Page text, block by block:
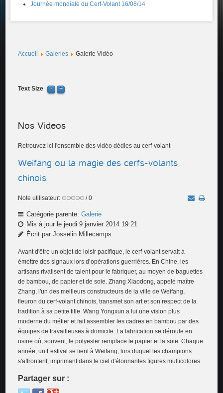
Journée mondiale du Cerf-Volant 16/08/14
Accueil Galeries Galerie Vidéo
Text Size
Nos Videos
Retrouvez ici l'ensemble des vidéo dédies au cerf-volant
Weifang ou la magie des cerfs-volants
chinois
Note utilisateur: / 0
Catégorie parente:Galerie
Mis à jour le jeudi 9 janvier 2014 19:21
Écrit par Josselin Millecamps
Avant d'être un objet de loisir pacifique, le cerf-volant servait à
émettre des signaux lors d’opérations guerrières. En Chine, les
artisans rivalisent de talent pour le fabriquer, au moyen de baguettes
de bambou, de papier et de soie. Zhang Xiaodong, appelé maître
Zhang, l'un des meilleurs constructeurs de la ville de Weifang,
fleuron du cerf-volant chinois, transmet son art et son respect de la
tradition à sa petite fille. Wang Yongxun a lui une vision plus
moderne du métier et fait assembler les cadres en bambou par des
équipes de travailleuses à domicile. La fabrication se déroule en
usine où, souvent, le polyester remplace le papier et la soie. Chaque
année, un Festival se tient à Weifang, lors duquel les champions
s'affrontent, imprimant dans le ciel d'étonnantes figures multicolores.
Partager sur :